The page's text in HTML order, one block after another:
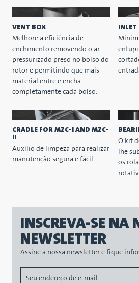
VENT BOX
Melhore a eficiência de
enchimento removendo o ar
pressurizado preso no bolso do
rotor e permitindo que mais
material entre e encha
completamente cada bolso.
INLET
CRADLE FOR MZC-I AND MZC-
II
Auxílio de limpeza para realizar
manutenção segura e fácil.
O kit
lhe
os
INSCREVA-SE NA
NEWSLETTER
Assine a nossa newsletter e fique